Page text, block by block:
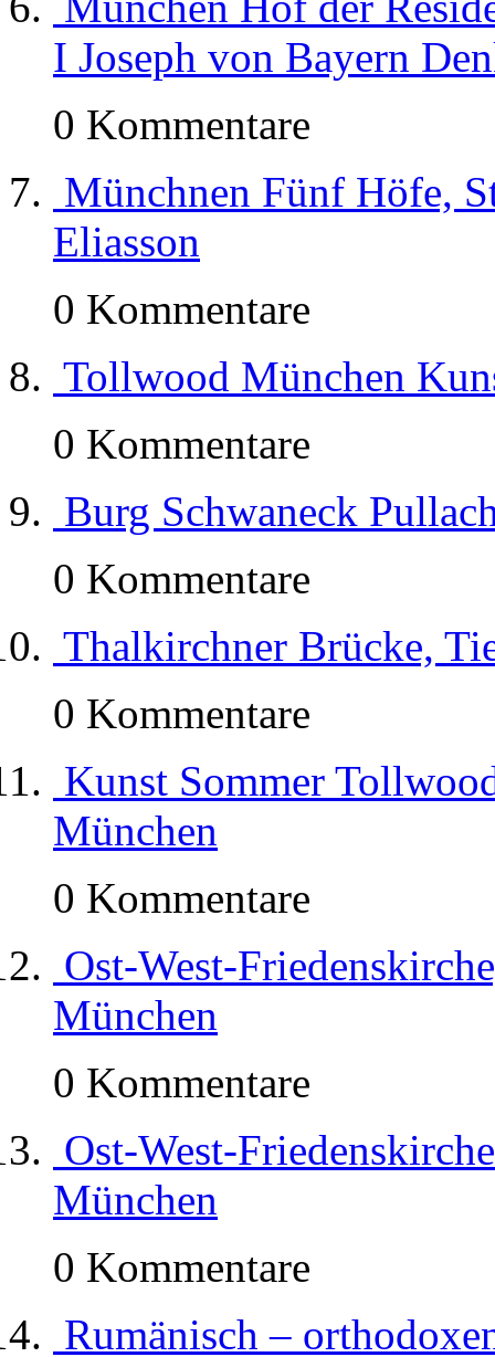
I Joseph von Bayern
0 Kommentare
Münchnen Fünf Höfe,
Eliasson
0 Kommentare
Tollwood München
0 Kommentare
Burg Schwaneck
0 Kommentare
Thalkirchner Brücke,
0 Kommentare
Kunst Sommer
München
0 Kommentare
Ost-West-
München
0 Kommentare
Ost-West-
München
0 Kommentare
Rumänisch –